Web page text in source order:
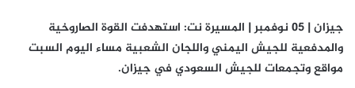
جيزان | 05 نوفمبر | المسيرة نت: استهدفت القوة الصاروخية
والمدفعية للجيش اليمني واللجان الشعبية مساء اليوم السبت
مواقع وتجمعات للجيش السعودي في جيزان.